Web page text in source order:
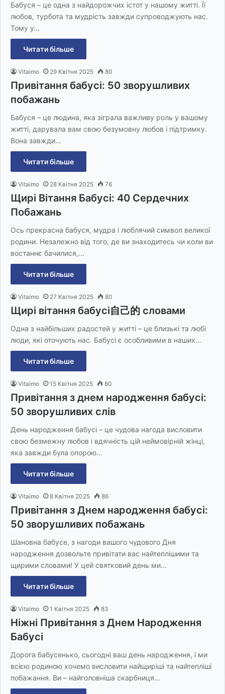
Бабуся – це одна з найдорожчих істот у нашому житті. Її
любов, турбота та мудрість завжди супроводжують нас.
Тому у…
Читати більше
Vitaimo 29 Квітня 2025 80
Привітання бабусі: 50 зворушливих
побажань
Бабуся – це людина, яка зіграла важливу роль у вашому
житті, дарувала вам свою безумовну любов і підтримку.
Вона завжди…
Читати більше
Vitaimo 28 Квітня 2025 76
Щирі Вітання Бабусі: 40 Сердечних
Побажань
Ось прекрасна бабуся, мудра і люблячий символ великої
родини. Незалежно від того, де ви знаходитесь чи коли ви
востаннє бачилися,…
Читати більше
Vitaimo 27 Квітня 2025 80
Щирі вітання бабусі自己的 словами
Одна з найбільших радостей у житті – це близькі та любі
люди, які оточують нас. Бабусі є особливими в наших…
Читати більше
Vitaimo 15 Квітня 2025 80
Привітання з днем народження бабусі:
50 зворушливих слів
День народження бабусі – це чудова нагода висловити
свою безмежну любов і вдячність цій неймовірній жінці,
яка завжди була опорою…
Читати більше
Vitaimo 8 Квітня 2025 86
Привітання з Днем народження бабусі:
50 зворушливих побажань
Шановна бабусе, з нагоди вашого чудового Дня
народження дозвольте привітати вас найтеплішими та
щирими словами! У цей святковий день ми…
Читати більше
Vitaimo 1 Квітня 2025 83
Ніжні Привітання з Днем Народження
Бабусі
Дорога бабусенько, сьогодні ваш день народження, і ми
всією родиною хочемо висловити найщиріші та найтепліші
побажання. Ви – найголовніша скарбниця…